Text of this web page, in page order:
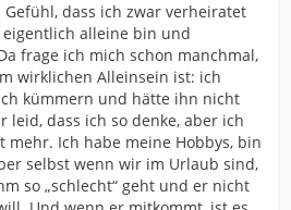
dass ich zwar verheiratet
alleine bin und
frage ich mich schon manchmal,
wirklichen Alleinsein ist: ich
kümmern und hätte ihn nicht
leid, dass ich so denke, aber ich
mehr. Ich habe meine Hobbys, bin
selbst wenn wir im Urlaub sind,
so „schlecht“ geht und er nicht